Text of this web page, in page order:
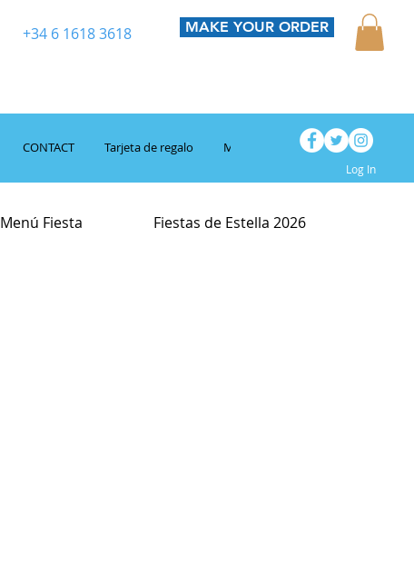
+34 6 1618 3618 MAKE YOUR ORDER
CONTACT Tarjeta de regalo Mis recompensas Pedidos
Log In
Menú Fiesta Fiestas de Estella 2026